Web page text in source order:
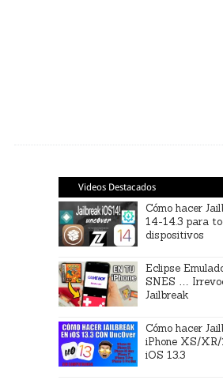
Videos Destacados
Cómo hacer
14-14.3 para
dispositivos
Eclipse
SNES …
Jailbreak
Cómo hacer
iPhone XS/XR/
iOS 13.3